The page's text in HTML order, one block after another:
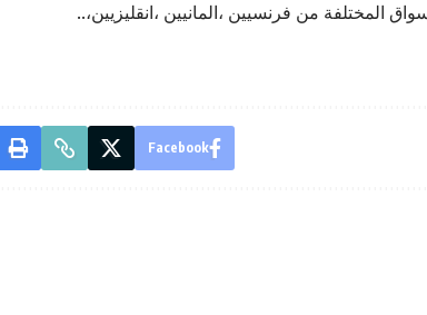
المختلفة من فرنسيين ،المانيين ،انقليزيين،..
Facebook